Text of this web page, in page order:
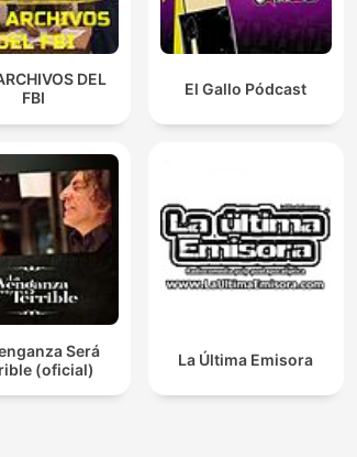
DEL
FBI
El Gallo Pódcast
Será
(oficial)
La Última Emisora